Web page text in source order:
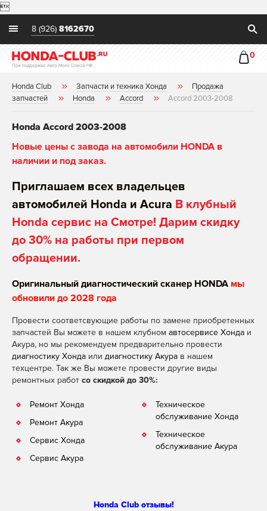

8 (926) 8162670
0
Honda Club Запчасти и техника Хонда
Продажа
запчастей
Honda Accord Accord 2003-2008
Honda Accord 2003-2008
Новые цены с завода на автомобили HONDA в
наличии и под заказ.
Приглашаем всех владельцев
автомобилей Honda и Acura В клубный
Honda сервис на Смотре! Дарим скидку
до 30% на работы при первом
обращении.
Оригинальный диагностический сканер HONDA мы
обновили до 2028 года
Провести соответсвующие работы по замене приобретенных
запчастей Вы можете в нашем клубном автосервисе Хонда и
Акура, но мы рекомендуем предварительно провести
диагностику Хонда или диагностику Акура в нашем
техцентре. Так же Вы можете провести другие виды
ремонтных работ со скидкой до 30%:
Ремонт Хонда
Ремонт Акура
Сервис Хонда
Сервис Акура
Техническое
обслуживание Хонда
Техническое
обслуживание Акура
Honda Club отзывы!